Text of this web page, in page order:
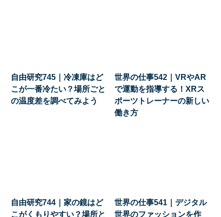
自由研究745｜冷凍庫はど
こが一番冷たい？場所ごと
の温度差を調べてみよう
世界の仕事542｜VRやAR
で運動を指導する！XRス
ポーツトレーナーの新しい
働き方
自由研究744｜家の鏡はど
こがくもりやすい？場所と
世界の仕事541｜デジタル
世界のファッションを作